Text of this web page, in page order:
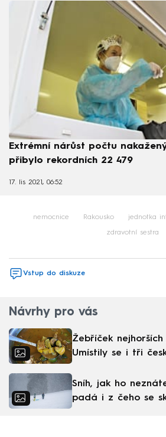
Extrémní nárůst počtu
přibylo rekordních 22 479
17. lis 2021, 06:52
nemocnice Rakousko jednotka
zdravotní sestra
Vstup do diskuze
Návrhy pro vás
Žebříček
Umístily se i tři
Sníh, jak ho
padá i z čeho se